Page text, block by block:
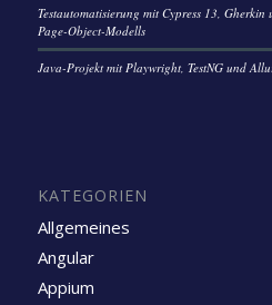
Testautomatisierung mit Cypress 13,
Page-Object-Modells
Java-Projekt mit Playwright, TestNG und
KATEGORIEN
Allgemeines
Angular
Appium